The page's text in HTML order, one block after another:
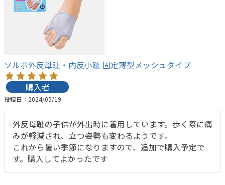
ソルボ外反母趾・内反小趾 固定薄型メッシュタイプ
購入者
投稿日 2024/05/19
外反母趾の子供が外出時に着用しています。歩く際に痛
みが軽減され、立つ姿勢も変わるようです。
これから暑い季節になりますので、追加で購入予定で
す。購入してよかったです